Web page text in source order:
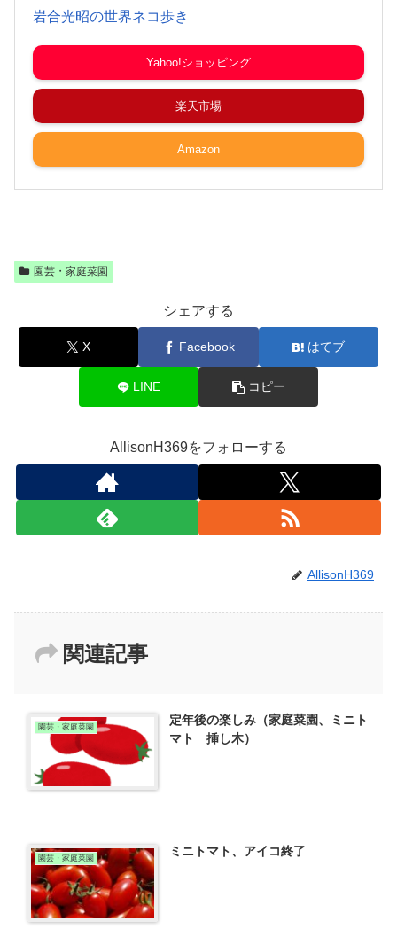
岩合光昭の世界ネコ歩き
Yahoo!ショッピング
楽天市場
Amazon
園芸・家庭菜園
シェアする
X Facebook はてブ
LINE コピー
AllisonH369をフォローする
AllisonH369
関連記事
園芸・家庭菜園
定年後の楽しみ（家庭菜園、ミニト
マト 挿し木）
園芸・家庭菜園 ミニトマト、アイコ終了